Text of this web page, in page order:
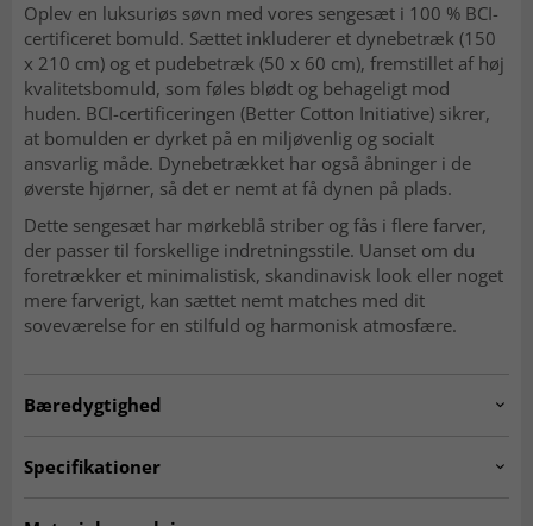
Oplev en luksuriøs søvn med vores sengesæt i 100 % BCI-
certificeret bomuld. Sættet inkluderer et dynebetræk (150
x 210 cm) og et pudebetræk (50 x 60 cm), fremstillet af høj
kvalitetsbomuld, som føles blødt og behageligt mod
huden. BCI-certificeringen (Better Cotton Initiative) sikrer,
at bomulden er dyrket på en miljøvenlig og socialt
ansvarlig måde. Dynebetrækket har også åbninger i de
øverste hjørner, så det er nemt at få dynen på plads.
Dette sengesæt har mørkeblå striber og fås i flere farver,
der passer til forskellige indretningsstile. Uanset om du
foretrækker et minimalistisk, skandinavisk look eller noget
mere farverigt, kan sættet nemt matches med dit
soveværelse for en stilfuld og harmonisk atmosfære.
Bæredygtighed
Specifikationer